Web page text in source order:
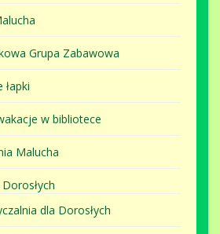
Grupa Zabawowa
łapki
w bibliotece
Malucha
dla Dorosłych